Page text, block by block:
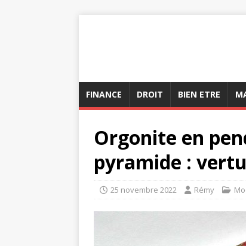
FINANCE DROIT BIEN ETRE
Orgonite en
pyramide :
25 novembre 2022 Rémy